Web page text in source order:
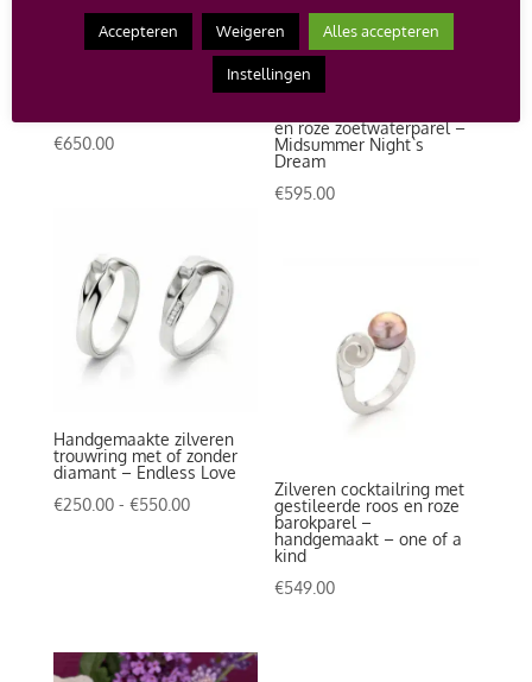
Handgemaakte zilveren
€650.00
Handgemaakte ring –
en roze zoetwaterparel –
Midsummer Night`s
Dream
€595.00
Handgemaakte zilveren
trouwring met of zonder
diamant – Endless Love
€250.00 - €550.00Prijsklasse:
Zilveren cocktailring met
gestileerde roos en roze
barokparel –
handgemaakt – one of a
kind
€549.00
Accepteren Weigeren Alles accepteren
Instellingen